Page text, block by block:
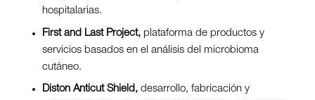
hospitalarias.
First and Last Project, plataforma de productos y
servicios basados en el análisis del microbioma
cutáneo.
Diston Anticut Shield, desarrollo, fabricación y